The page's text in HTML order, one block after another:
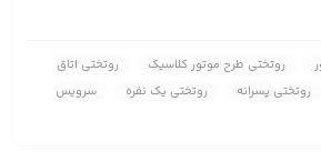
روتختی طرح موتور کلاسیک
روتختی اتاق
روتختی پسرانه روتختی یک نفره
سرویس